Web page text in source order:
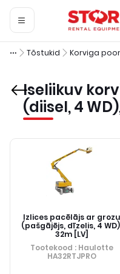
Tõstukid
Iseliikuv
(diisel, 4
Izlices pacēlājs ar grozu
(pašgājējs, dīzelis, 4
32m [LV]
Tootekood : Haulotte
HA32RTJPRO